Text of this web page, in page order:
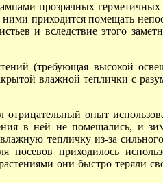
прозрачных герметичных
приходится помещать
и вследствие этого
(требующая высокой
влажной теплички с
опыт
в ней не помещались, и
тепличку из-за
посевов приходилось
они быстро теряли